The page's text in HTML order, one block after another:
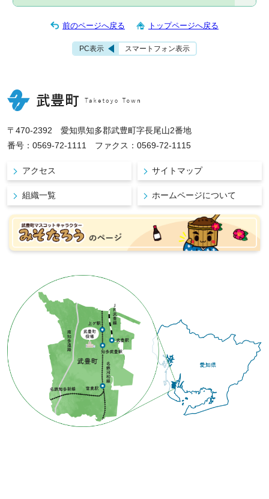
前のページへ戻る トップページへ戻る
PC表示 スマートフォン表示
〒470-2392 愛知県知多郡武豊町字長尾山2番地
番号：0569-72-1111 ファクス：0569-72-1115
アクセス サイトマップ
組織一覧 ホームページについて